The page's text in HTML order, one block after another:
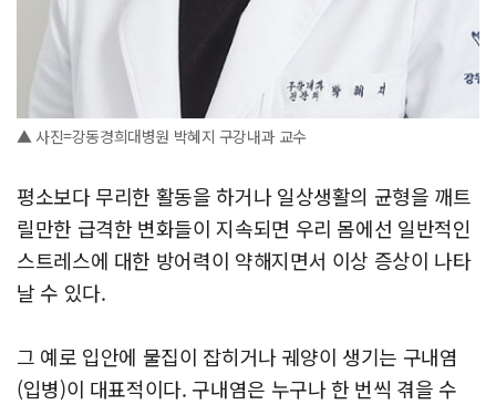
▲ 사진=강동경희대병원 박혜지 구강내과 교수
평소보다 무리한 활동을 하거나 일상생활의 균형을 깨트
릴만한 급격한 변화들이 지속되면 우리 몸에선 일반적인
스트레스에 대한 방어력이 약해지면서 이상 증상이 나타
날 수 있다.
그 예로 입안에 물집이 잡히거나 궤양이 생기는 구내염
(입병)이 대표적이다. 구내염은 누구나 한 번씩 겪을 수